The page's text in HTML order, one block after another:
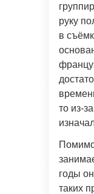
руку
в
то из-
годы
таких